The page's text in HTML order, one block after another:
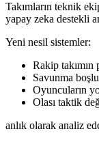
Takımların teknik
yapay zeka destekli
Yeni nesil sistemler:
Rakip takımın
Savunma
Oyuncuların
Olası taktik
anlık olarak analiz